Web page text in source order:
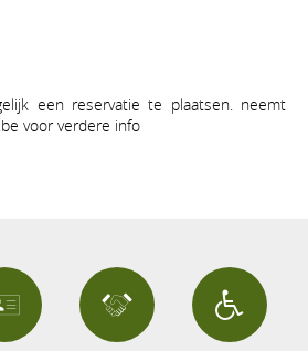
een reservatie te plaatsen. neemt
voor verdere info